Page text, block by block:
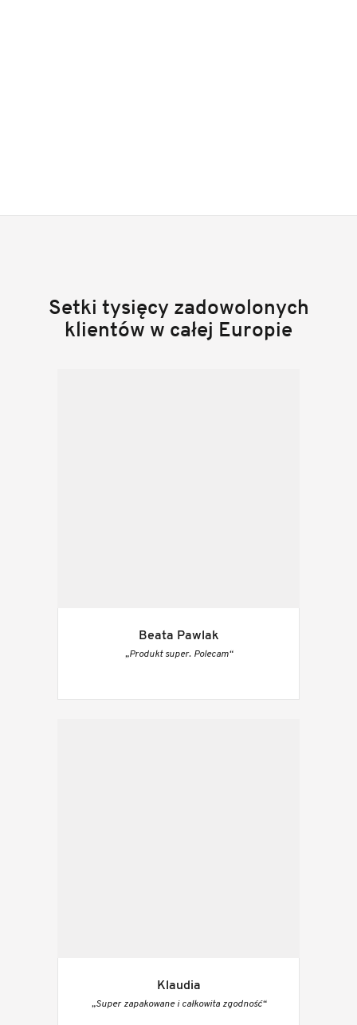
Setki tysięcy zadowolonych
klientów w całej Europie
Beata Pawlak
„Produkt super. Polecam“
Klaudia
„Super zapakowane i całkowita zgodność“